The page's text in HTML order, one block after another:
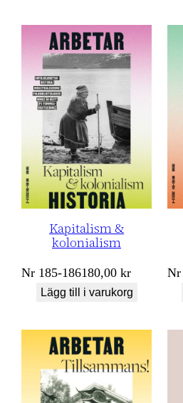
Kapitalism &
kolonialism
Nr 185-186180,00kr
Lägg till i varukorg
Nr